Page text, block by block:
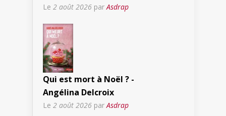
Le 2 août 2026 parAsdrap
Qui est mort à Noël ? -
Angélina Delcroix
Le 2 août 2026 par Asdrap